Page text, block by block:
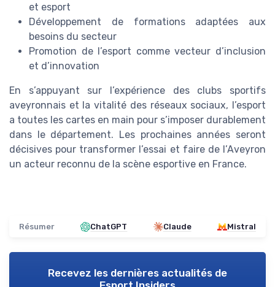
et esport
Développement de formations adaptées aux
besoins du secteur
Promotion de l’esport comme vecteur d’inclusion
et d’innovation
En s’appuyant sur l’expérience des clubs sportifs
aveyronnais et la vitalité des réseaux sociaux, l’esport
a toutes les cartes en main pour s’imposer durablement
dans le département. Les prochaines années seront
décisives pour transformer l’essai et faire de l’Aveyron
un acteur reconnu de la scène esportive en France.
Résumer ChatGPT Claude Mistral
Recevez les dernières actualités de